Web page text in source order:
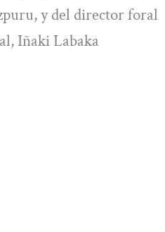
y del director foral
Iñaki Labaka